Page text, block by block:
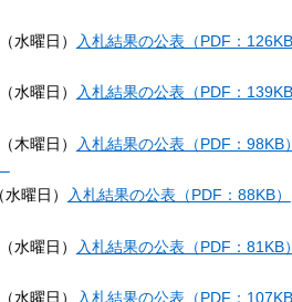
水曜日）
入札結果の公表（PDF：126KB
水曜日）
入札結果の公表（PDF：139KB
木曜日）
入札結果の公表（PDF：98KB）
曜日）
入札結果の公表（PDF：88KB）
水曜日）
入札結果の公表（PDF：81KB）
水曜日）
入札結果の公表（PDF：107KB